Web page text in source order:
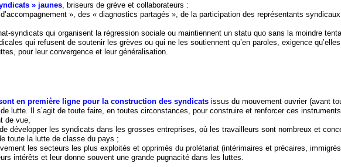
» jaunes, briseurs de grève et collaborateurs :
», des « diagnostics partagés », de la participation des représentants
syndicats qui organisent la régression sociale ou maintiennent un statu quo sans la moindre
qui refusent de soutenir les grèves ou qui ne les soutiennent qu’en paroles, exigence
pour leur convergence et leur généralisation.
en première ligne pour la construction des syndicatsissus du mouvement ouvrier (avant
lutte. Il s’agit de toute faire, en toutes circonstances, pour construire et renforcer ces
de vue,
développer les syndicats dans les grosses entreprises, où les travailleurs sont nombreux et
toute la lutte de classe du pays ;
les secteurs les plus exploités et opprimés du prolétariat (intérimaires et précaires,
intérêts et leur donne souvent une grande pugnacité dans les luttes.